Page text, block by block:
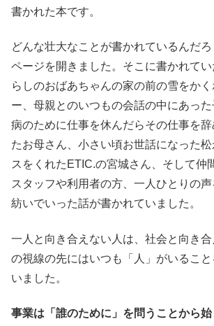
書かれた本です。
どんな壮大なことが書かれているんだ
ページを開きました。そこに書かれて
らしのおばあちゃんの家の前の雪をかく
ー、母親とのいつもの会話の中にあっ
病のために仕事を休んだらその仕事を
たお母さん、小さい頃お世話になった
スをくれたETIC.の宮城さん、そして仲
スタッフや利用者の方、一人ひとりの
紡いでいった話が書かれていました。
一人と向き合えない人は、社会と向き
の視線の先にはいつも「人」がいるこ
いました。
事業は「誰のために」を問うことから始